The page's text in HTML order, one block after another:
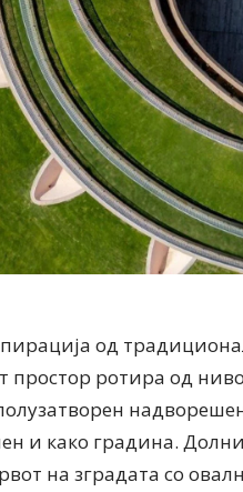
од
простор ротира од
и како градина.
на зградата со
Модни